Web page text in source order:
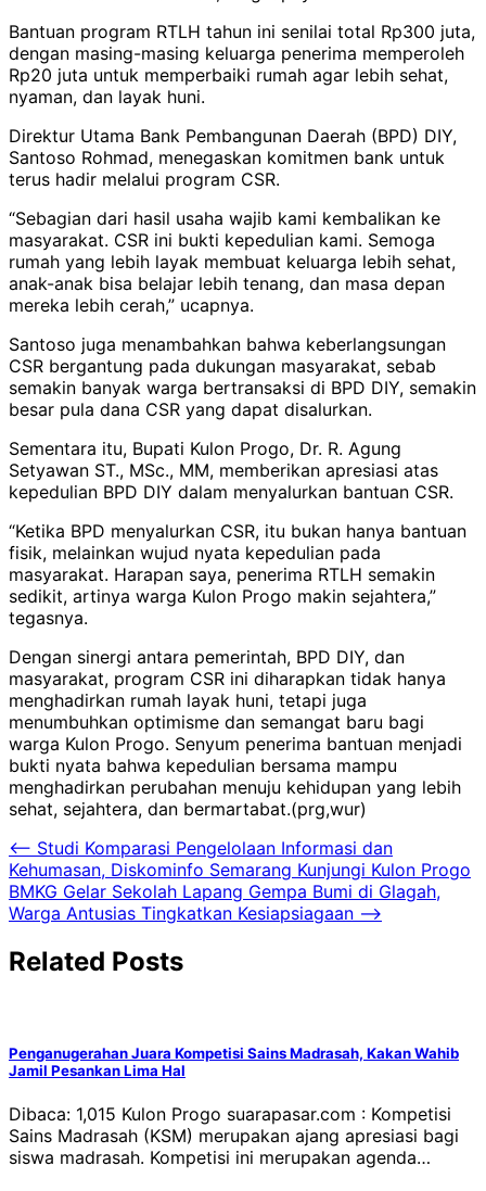
Bantuan program RTLH tahun ini senilai total Rp300 juta,
dengan masing-masing keluarga penerima memperoleh
Rp20 juta untuk memperbaiki rumah agar lebih sehat,
nyaman, dan layak huni.
Direktur Utama Bank Pembangunan Daerah (BPD) DIY,
Santoso Rohmad, menegaskan komitmen bank untuk
terus hadir melalui program CSR.
“Sebagian dari hasil usaha wajib kami kembalikan ke
masyarakat. CSR ini bukti kepedulian kami. Semoga
rumah yang lebih layak membuat keluarga lebih sehat,
anak-anak bisa belajar lebih tenang, dan masa depan
mereka lebih cerah,” ucapnya.
Santoso juga menambahkan bahwa keberlangsungan
CSR bergantung pada dukungan masyarakat, sebab
semakin banyak warga bertransaksi di BPD DIY, semakin
besar pula dana CSR yang dapat disalurkan.
Sementara itu, Bupati Kulon Progo, Dr. R. Agung
Setyawan ST., MSc., MM, memberikan apresiasi atas
kepedulian BPD DIY dalam menyalurkan bantuan CSR.
“Ketika BPD menyalurkan CSR, itu bukan hanya bantuan
fisik, melainkan wujud nyata kepedulian pada
masyarakat. Harapan saya, penerima RTLH semakin
sedikit, artinya warga Kulon Progo makin sejahtera,”
tegasnya.
Dengan sinergi antara pemerintah, BPD DIY, dan
masyarakat, program CSR ini diharapkan tidak hanya
menghadirkan rumah layak huni, tetapi juga
menumbuhkan optimisme dan semangat baru bagi
warga Kulon Progo. Senyum penerima bantuan menjadi
bukti nyata bahwa kepedulian bersama mampu
menghadirkan perubahan menuju kehidupan yang lebih
sehat, sejahtera, dan bermartabat.(prg,wur)
Navigasi
pos
⟵ Studi Komparasi Pengelolaan Informasi dan
Kehumasan, Diskominfo Semarang Kunjungi Kulon Progo
BMKG Gelar Sekolah Lapang Gempa Bumi di Glagah,
Warga Antusias Tingkatkan Kesiapsiagaan ⟶
Related Posts
Penganugerahan Juara Kompetisi Sains Madrasah, Kakan Wahib
Jamil Pesankan Lima Hal
Dibaca: 1,015 Kulon Progo suarapasar.com : Kompetisi
Sains Madrasah (KSM) merupakan ajang apresiasi bagi
siswa madrasah. Kompetisi ini merupakan agenda…